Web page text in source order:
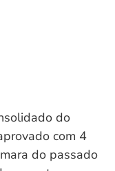
do
com 4
do passado